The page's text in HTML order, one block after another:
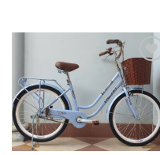
Add to
wishlist